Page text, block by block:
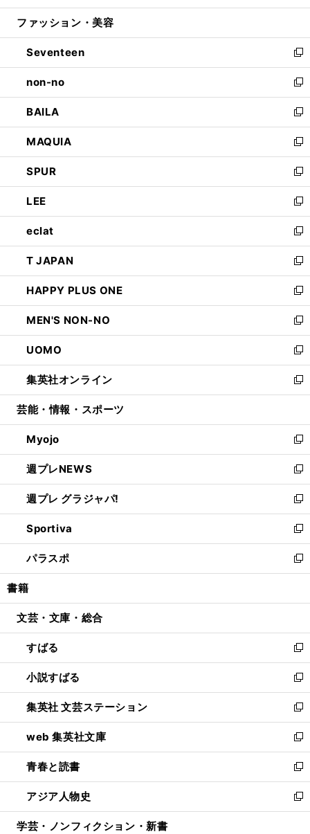
開
ウ
開
く
ン
ウ
で
開
く
ウ
ン
ド
ウ
で
開
く
ファッション・美容
Seventeen
新
し
い
ウ
ィ
ン
ド
ウ
で
開
く
non-no
新
し
い
ウ
ィ
ン
ド
ウ
で
開
く
BAILA
新
し
い
ウ
ィ
ン
ド
ウ
で
開
く
MAQUIA
新
し
い
ウ
ィ
ン
ド
ウ
で
開
く
SPUR
新
し
い
ウ
ィ
ン
ド
ウ
で
開
く
LEE
新
し
い
ウ
ィ
ン
ド
ウ
で
開
く
eclat
新
し
い
ウ
ィ
ン
ド
ウ
で
開
く
T JAPAN
新
し
い
ウ
ィ
ン
ド
ウ
で
開
HAPPY PLUS ONE
新
し
い
ウ
ィ
ン
ド
ウ
開
く
MEN'S NON-NO
新
し
い
ウ
ィ
ン
ウ
で
開
く
UOMO
新
し
い
ウ
ン
ド
ウ
で
開
く
集英社オンライン
新
し
ウ
ィ
ン
ド
ウ
で
開
く
芸能・情報・スポーツ
Myojo
新
し
い
ウ
ィ
ン
ド
ウ
で
開
週プレNEWS
新
し
い
ウ
ィ
ン
ド
ウ
開
週プレ グラジャパ!
新
し
い
ウ
ィ
ン
ウ
開
く
Sportiva
新
し
い
ウ
ン
ウ
で
開
く
パラスポ
新
し
ウ
ン
ド
ウ
で
開
く
書籍
文芸・文庫・総合
すばる
新
し
い
ウ
ィ
ン
ド
ウ
で
開
く
小説すばる
新
し
い
ウ
ィ
ン
ド
ウ
で
開
集英社 文芸ステーション
新
し
い
ウ
ィ
ン
ド
ウ
web 集英社文庫
新
し
い
ウ
ィ
ン
青春と読書
新
し
い
ウ
アジア人物史
新
し
学芸・ノンフィクション・新書